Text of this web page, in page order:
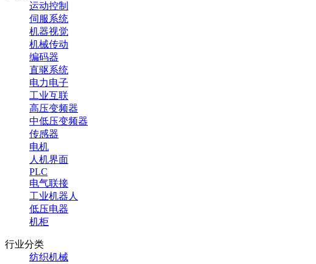
运动控制
伺服系统
机器视觉
机械传动
编码器
直驱系统
电力电子
工业互联
高压变频器
中低压变频器
传感器
电机
人机界面
PLC
电气联接
工业机器人
低压电器
机柜
行业分类
纺织机械